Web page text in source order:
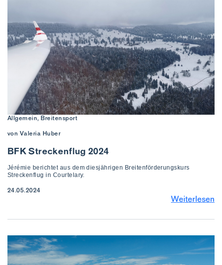
Allgemein, Breitensport
von Valeria Huber
BFK Streckenflug 2024
Jérémie berichtet aus dem diesjährigen Breitenförderungskurs
Streckenflug in Courtelary.
24.05.2024
Weiterlesen